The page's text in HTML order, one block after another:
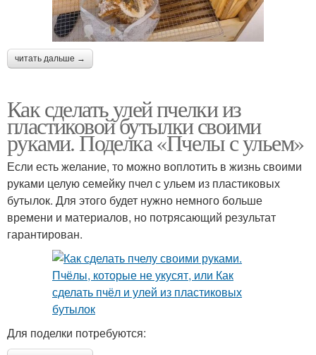
читать дальше →
Как сделать улей пчелки из
пластиковой бутылки своими
руками. Поделка «Пчелы с ульем»
Если есть желание, то можно воплотить в жизнь своими
руками целую семейку пчел с ульем из пластиковых
бутылок. Для этого будет нужно немного больше
времени и материалов, но потрясающий результат
гарантирован.
Для поделки потребуются: